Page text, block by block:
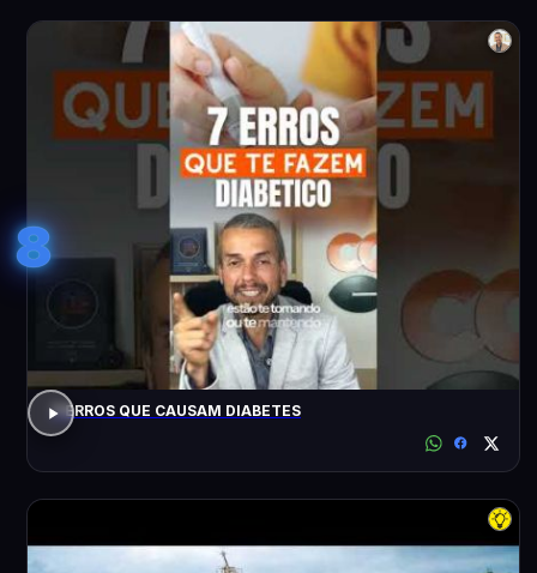
8
7 ERROS QUE CAUSAM DIABETES